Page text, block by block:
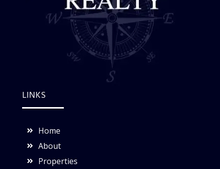
LINKS
Home
About
Properties